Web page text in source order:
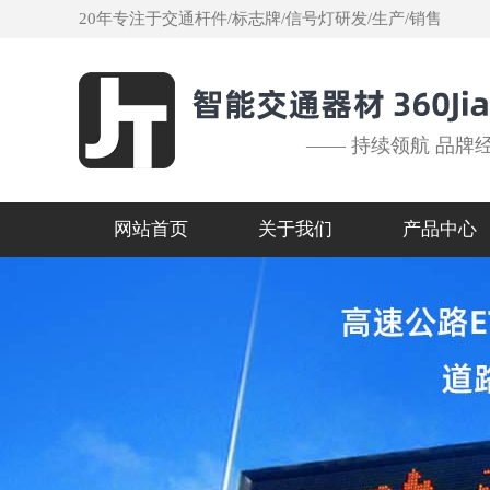
20年专注于交通杆件/标志牌/信号灯研发/生产/销售
—— 持续领航 品牌
网站首页 关于我们 产品中心